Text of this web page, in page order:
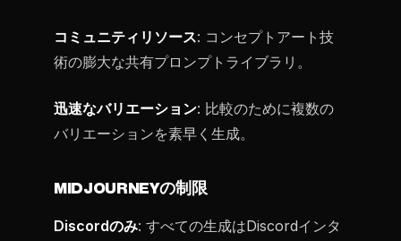
コミュニティリソース: コンセプトアート技
術の膨大な共有プロンプトライブラリ。
迅速なバリエーション: 比較のために複数の
バリエーションを素早く生成。
MIDJOURNEYの制限
Discordのみ: すべての生成はDiscordインタ